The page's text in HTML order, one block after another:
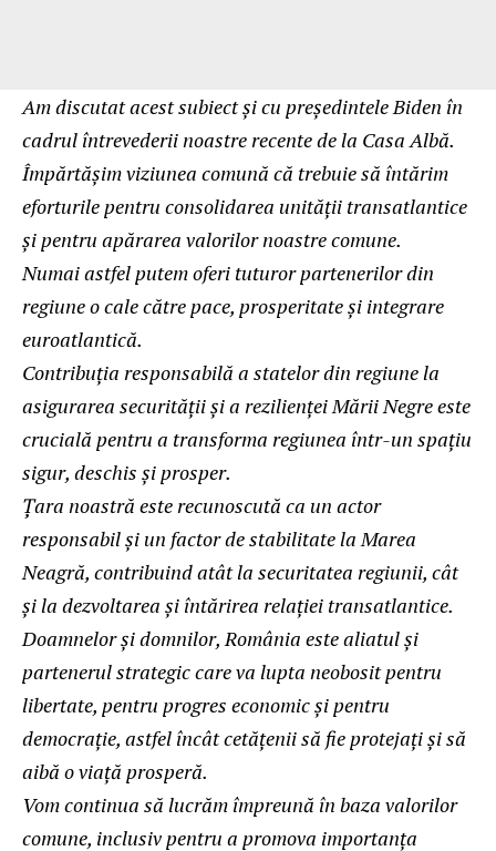
Am discutat acest subiect și cu președintele Biden în
cadrul întrevederii noastre recente de la Casa Albă.
Împărtășim viziunea comună că trebuie să întărim
eforturile pentru consolidarea unității transatlantice
și pentru apărarea valorilor noastre comune.
Numai astfel putem oferi tuturor partenerilor din
regiune o cale către pace, prosperitate și integrare
euroatlantică.
Contribuția responsabilă a statelor din regiune la
asigurarea securității și a rezilienței Mării Negre este
crucială pentru a transforma regiunea într-un spațiu
sigur, deschis și prosper.
Țara noastră este recunoscută ca un actor
responsabil și un factor de stabilitate la Marea
Neagră, contribuind atât la securitatea regiunii, cât
și la dezvoltarea și întărirea relației transatlantice.
Doamnelor și domnilor, România este aliatul și
partenerul strategic care va lupta neobosit pentru
libertate, pentru progres economic și pentru
democrație, astfel încât cetățenii să fie protejați și să
aibă o viață prosperă.
Vom continua să lucrăm împreună în baza valorilor
comune, inclusiv pentru a promova importanța